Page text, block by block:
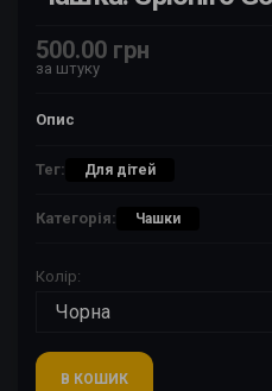
500.00 грн
за штуку
Опис
Тег: Для дітей
Категорія: Чашки
Колір:
В КОШИК